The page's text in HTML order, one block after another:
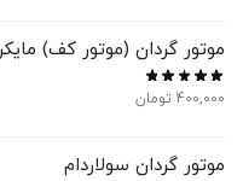
موتور گردان (موتور کف)
400,000 تومان
موتور گردان سولاردام